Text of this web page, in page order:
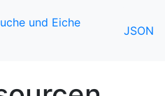
und Eiche
JSON